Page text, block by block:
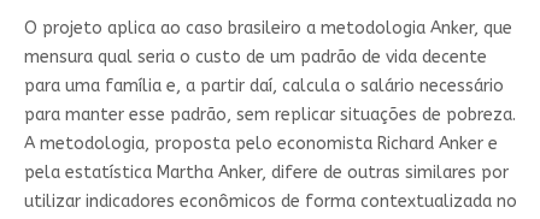
O projeto aplica ao caso brasileiro a metodologia Anker, que
mensura qual seria o custo de um padrão de vida decente
para uma família e, a partir daí, calcula o salário necessário
para manter esse padrão, sem replicar situações de pobreza.
A metodologia, proposta pelo economista Richard Anker e
pela estatística Martha Anker, difere de outras similares por
utilizar indicadores econômicos de forma contextualizada no